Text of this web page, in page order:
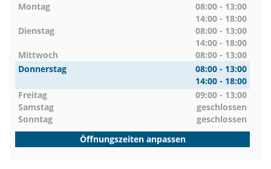
Montag
08:00 - 13:00
14:00 - 18:00
Dienstag
08:00 - 13:00
14:00 - 18:00
Mittwoch
08:00 - 13:00
Donnerstag
08:00 - 13:00
14:00 - 18:00
Freitag
09:00 - 13:00
Samstag
geschlossen
Sonntag
geschlossen
Öffnungszeiten anpassen